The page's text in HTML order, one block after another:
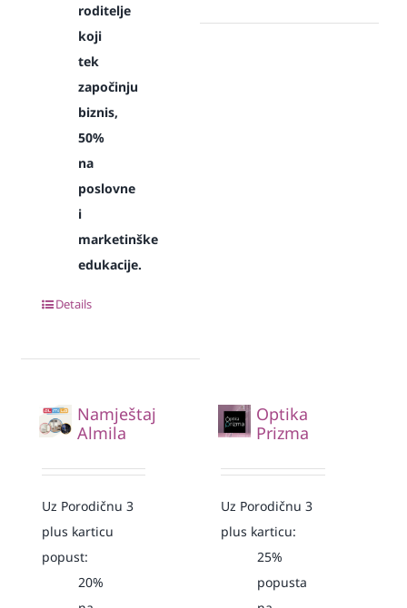
roditelje
koji
tek
započinju
biznis,
50%
na
poslovne
i
marketinške
edukacije.
Details
Namještaj
Almila
Uz Porodičnu 3
plus karticu
popust:
20%
Optika
Prizma
Uz Porodičnu 3
plus karticu:
25%
popusta